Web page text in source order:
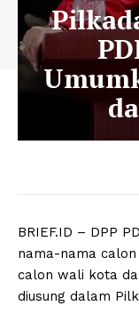
BRIEF.ID – DPP
nama-nama
calon wali kota
diusung dalam